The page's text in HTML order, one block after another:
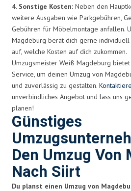
4. Sonstige Kosten: Neben den
weitere Ausgaben wie Parkgebühren,
Gebühren für Möbelmontage anfallen.
Magdeburg berät dich gerne
auf, welche Kosten auf dich zukommen.
Umzugsmeister Weiß Magdeburg
Service, um deinen Umzug von
und zuverlässig zu gestalten.
unverbindliches Angebot und lass uns
planen!
Günstiges
Den Umzug Von
Nach Siirt
Du planst einen Umzug von